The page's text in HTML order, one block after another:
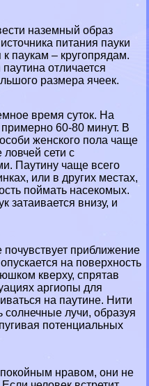
наземный образ
питания пауки
к паукам – кругопрядам.
отличается
размера ячеек.
время суток. На
60-80 минут. В
женского пола чаще
ловчей сети с
Паутину чаще всего
или в других местах,
поймать насекомых.
затаивается внизу, и
почувствует приближение
на поверхность
кверху, спрятав
аргиопы для
на паутине. Нити
лучи, образуя
потенциальных
нравом, они не